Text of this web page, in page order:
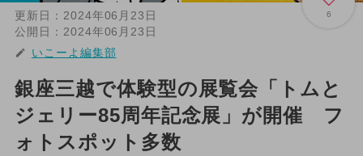
6
更新日： 2024年06月23日
公開日： 2024年06月23日
いこーよ編集部
銀座三越で体験型の展覧会「トムと
ジェリー85周年記念展」が開催 フ
ォトスポット多数